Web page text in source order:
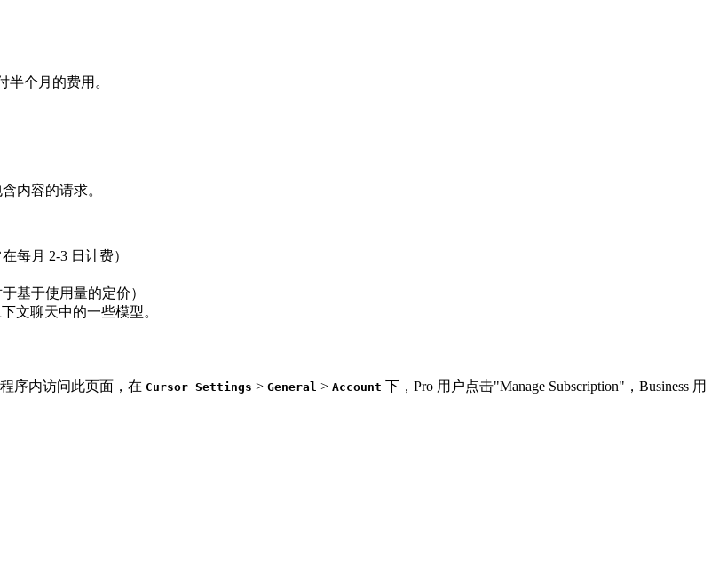
个月的费用。
内容的请求。
每月 2-3 日计费）
基于使用量的定价）
文聊天中的一些模型。
序内访问此页面，在 Cursor Settings > General > Account 下，Pro 用户点击"Manage Subscription"，Business 用